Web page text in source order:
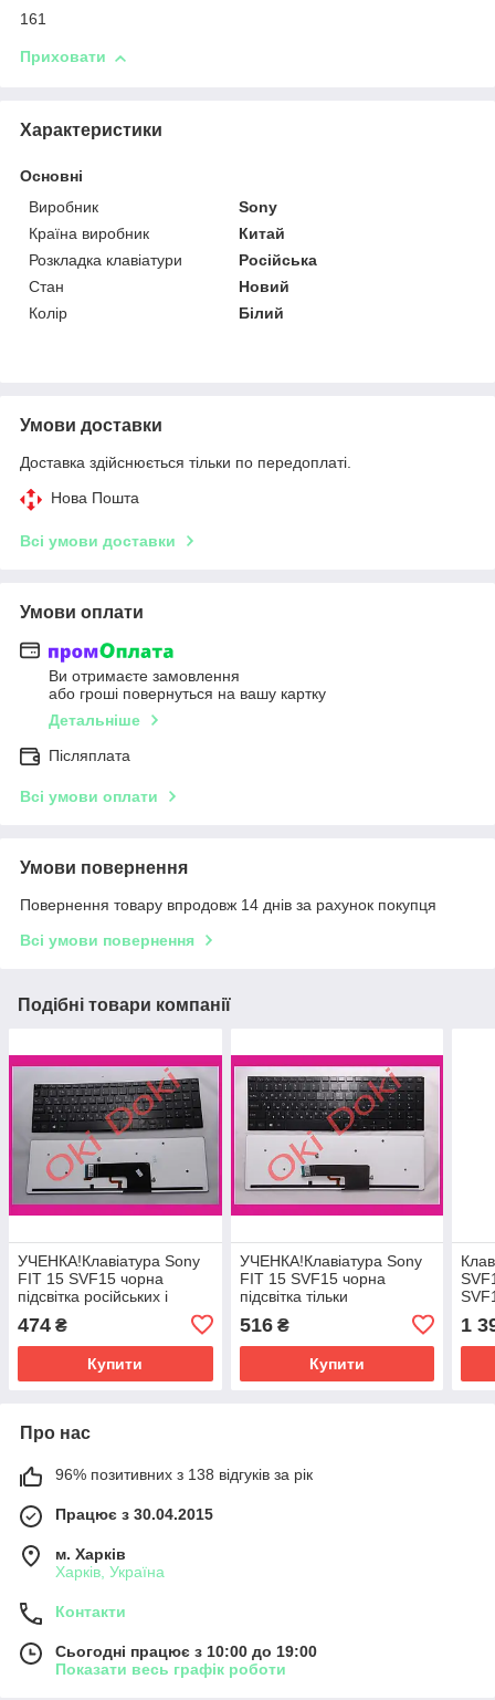
161
Приховати
Характеристики
Основні
Виробник
Sony
Країна виробник
Китай
Розкладка клавіатури
Російська
Стан
Новий
Колір
Білий
Умови доставки
Доставка здійснюється тільки по передоплаті.
Нова Пошта
Всі умови доставки
Умови оплати
Ви отримаєте замовлення
або гроші повернуться на вашу картку
Детальніше
Післяплата
Всі умови оплати
Умови повернення
Повернення товару впродовж 14 днів за рахунок покупця
Всі умови повернення
Подібні товари компанії
УЧЕНКА!Клавіатура Sony
FIT 15 SVF15 чорна
підсвітка російських і
російські літери зміщені
type 5
474 ₴
Купити
УЧЕНКА!Клавіатура Sony
FIT 15 SVF15 чорна
підсвітка тільки
російські літери зміщені
трохи самозанини type 6
516₴
Купити
і
1
Про нас
96% позитивних з 138 відгуків за рік
Працює з 30.04.2015
м. Харків
Харків, Україна
Контакти
Сьогодні працює з 10:00 до 19:00
Показати весь графік роботи